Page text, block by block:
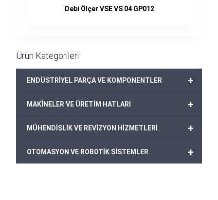
Debi Ölçer VSE VS 04 GP012
Ürün Kategorileri
+
ENDÜSTRİYEL PARÇA VE KOMPONENTLER
+
MAKİNELER VE ÜRETİM HATLARI
+
MÜHENDİSLİK VE REVİZYON HİZMETLERİ
+
OTOMASYON VE ROBOTİK SİSTEMLER